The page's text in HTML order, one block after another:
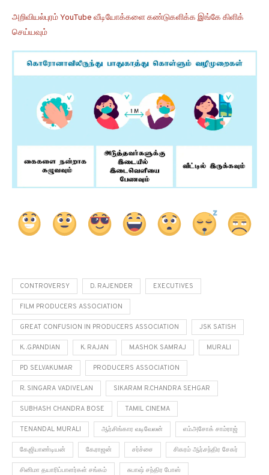
அறிவியல்புரம் YouTube வீடியோக்களை கண்டுகளிக்க இங்கே கிளிக்
செய்யவும்
CONTROVERSY D. RAJENDER EXECUTIVES
FILM PRODUCERS ASSOCIATION
GREAT CONFUSION IN PRODUCERS ASSOCIATION JSK SATISH
K. .G.PANDIAN K. RAJAN M.ASHOK SAMRAJ MURALI
PD SELVAKUMAR PRODUCERS ASSOCIATION
R. SINGARA VADIVELAN SIKARAM R.CHANDRA SEHGAR
SUBHASH CHANDRA BOSE TAMIL CINEMA
TENANDAL MURALI ஆர்.சிங்கார வடிவேலன் எம்.அசோக் சாம்ராஜ்
கே.ஜி.பாண்டியன் கே.ராஜன் சர்ச்சை சிகரம் ஆர்.சந்திர சேகர்
சினிமா தயாரிப்பாளர்கள் சங்கம் சுபாஷ் சந்திர போஸ்